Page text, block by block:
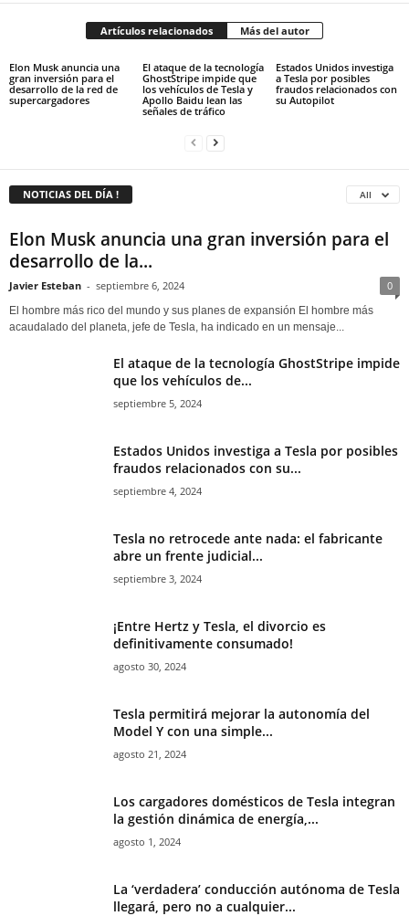
Artículos relacionados Más del autor
Elon Musk anuncia una
gran inversión para el
desarrollo de la red de
supercargadores
El ataque de la tecnología
GhostStripe impide que
los vehículos de Tesla y
Apollo Baidu lean las
señales de tráfico
Estados Unidos investiga
a Tesla por posibles
fraudos relacionados con
su Autopilot
NOTICIAS DEL DÍA ! All
Elon Musk anuncia una gran inversión para el
desarrollo de la...
Javier Esteban - septiembre 6, 2024 0
El hombre más rico del mundo y sus planes de expansión El hombre más
acaudalado del planeta, jefe de Tesla, ha indicado en un mensaje...
El ataque de la tecnología GhostStripe impide
que los vehículos de...
septiembre 5, 2024
Estados Unidos investiga a Tesla por posibles
fraudos relacionados con su...
septiembre 4, 2024
Tesla no retrocede ante nada: el fabricante
abre un frente judicial...
septiembre 3, 2024
¡Entre Hertz y Tesla, el divorcio es
definitivamente consumado!
agosto 30, 2024
Tesla permitirá mejorar la autonomía del
Model Y con una simple...
agosto 21, 2024
Los cargadores domésticos de Tesla integran
la gestión dinámica de energía,...
agosto 1, 2024
La ‘verdadera’ conducción autónoma de Tesla
llegará, pero no a cualquier...